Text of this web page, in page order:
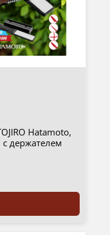
Hatamoto,
с держателем